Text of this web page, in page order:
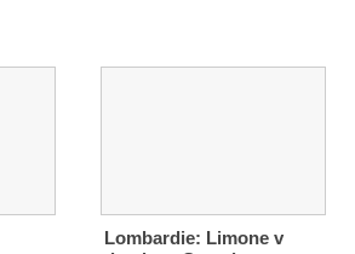
Lombardie: Limone v